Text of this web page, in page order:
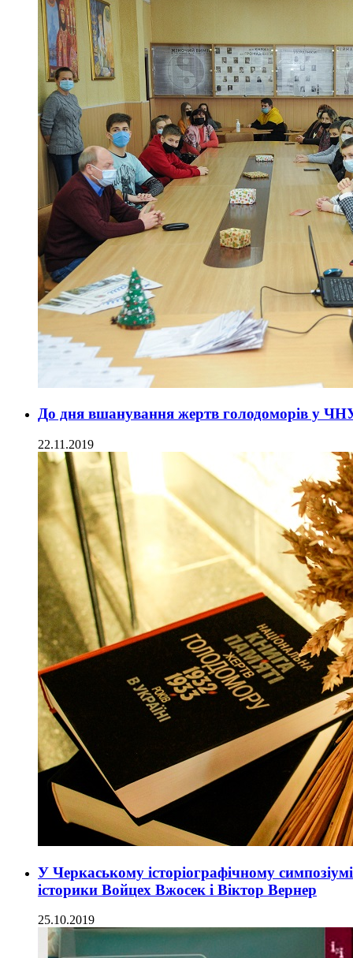
До дня вшанування жертв голодоморів у ЧНУ
22.11.2019
У Черкаському історіографічному
історики Войцех Вжосек і Віктор Вернер
25.10.2019